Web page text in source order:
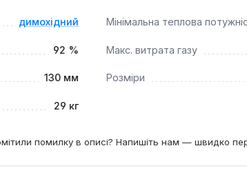
димохідний Мінімальна теплова
92 % Макс. витрата газу
130 мм Розміри
29 кг
помилку в описі? Напишіть нам — швидко